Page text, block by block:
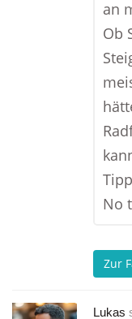
an
Ob
No
Zur
Lukas